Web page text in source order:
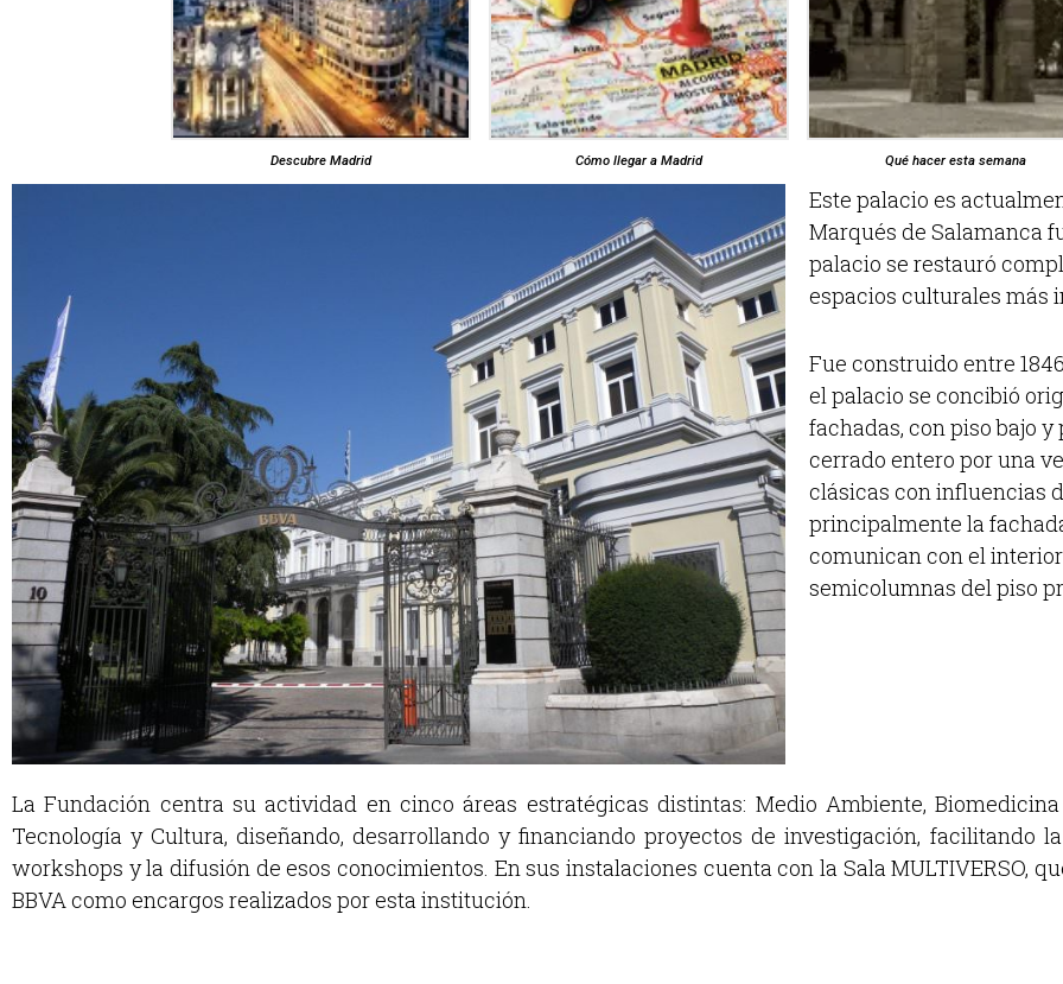
Descubre Madrid Cómo llegar a Madrid Qué hacer esta semana
Este palacio es
Marqués de Salamanca
palacio se restauró
espacios culturales más
Fue construido entre
el palacio se concibió
fachadas, con piso bajo
cerrado entero por una
clásicas con influencias
principalmente la
comunican con el
semicolumnas del piso
La Fundación centra su actividad en cinco áreas estratégicas distintas: Medio Ambiente,
Tecnología y Cultura, diseñando, desarrollando y financiando proyectos de investigación, facilitando
workshops y la difusión de esos conocimientos. En sus instalaciones cuenta con la Sala MULTIVERSO,
BBVA como encargos realizados por esta institución.